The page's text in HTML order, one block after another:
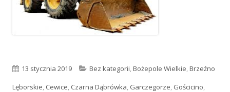
Opublikowano
13 stycznia 2019 Kategorie
Bez kategorii,Bożepole Wielkie,Brzeźno
Lęborskie, Cewice, Czarna Dąbrówka, Garczegorze, Gościcino,